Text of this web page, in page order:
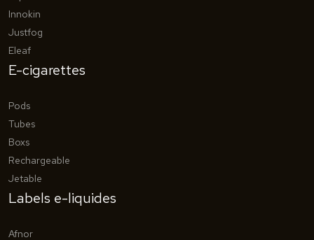
Innokin
Justfog
Eleaf
E-cigarettes
Pods
Tubes
Boxs
Rechargeable
Jetable
Labels e-liquides
Afnor